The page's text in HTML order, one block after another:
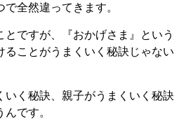
全然違ってきます。
ですが、『おかげさま』という
ることがうまくいく秘訣じゃない
いく秘訣、親子がうまくいく秘訣
です。